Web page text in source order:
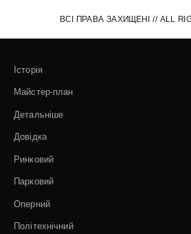
Історія
Майстер-план
Детальніше
Довідка
Ринковий
Парковий
Оперний
Політехнічний